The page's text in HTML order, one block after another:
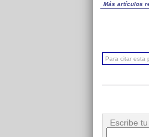
Más artículos
Para citar esta
Escribe